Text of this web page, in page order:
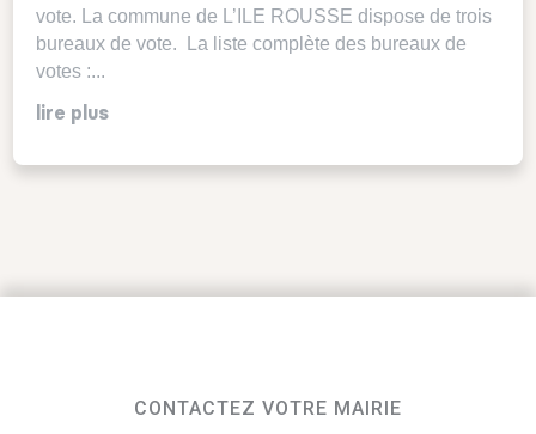
vote. La commune de L’ILE ROUSSE dispose de trois
bureaux de vote. La liste complète des bureaux de
votes :...
lire plus
CONTACTEZ VOTRE MAIRIE